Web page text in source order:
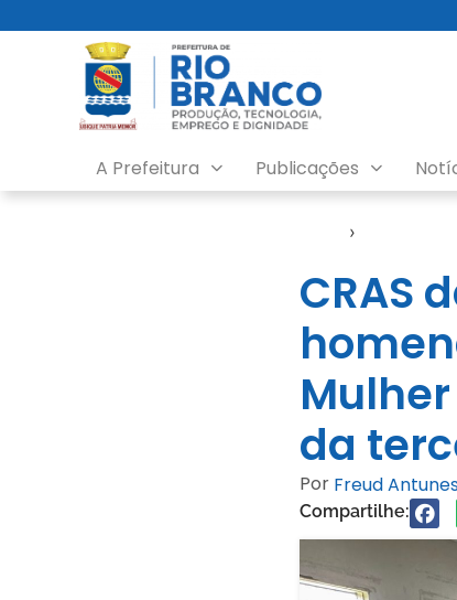
A Prefeitura Publicações
›
CRAS
da
Por Freud
Compartilhe: